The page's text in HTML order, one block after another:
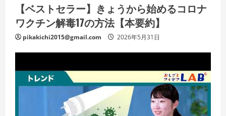
【ベストセラー】きょうから始めるコロナ
ワクチン解毒17の方法【本要約】
pikakichi2015@gmail.com 2026年5月31日